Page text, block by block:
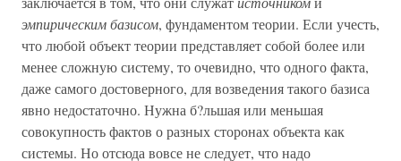
эмпирическим базисом, фундаментом теории. Если учесть,
что любой объект теории представляет собой более или
менее сложную систему, то очевидно, что одного факта,
даже самого достоверного, для возведения такого базиса
явно недостаточно. Нужна б?льшая или меньшая
совокупность фактов о разных сторонах объекта как
системы. Но отсюда вовсе не следует, что надо